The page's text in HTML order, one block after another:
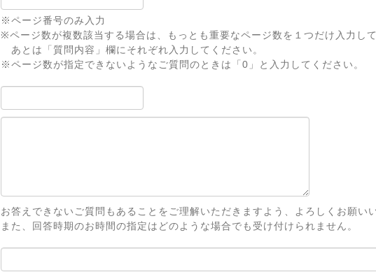
※ページ番号のみ入力
※ページ数が複数該当する場合は、もっとも重要なページ数を１つだけ入力し
あとは「質問内容」欄にそれぞれ入力してください。
※ページ数が指定できないようなご質問のときは「0」と入力してください。
お答えできないご質問もあることをご理解いただきますよう、よろしくお願い
また、回答時期のお時間の指定はどのような場合でも受け付けられません。